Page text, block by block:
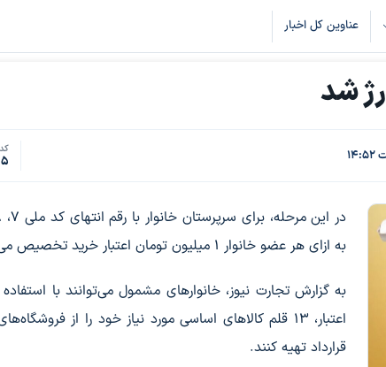
عناوین کل اخبار
به ازای هر عضو خانوار ۱ میلیون تومان اعتبار خرید تخصیص می‌یابد.
به گزارش تجارت نیوز، خانوارهای مشمول می‌توانند با استفاده
اعتبار، ۱۳ قلم کالاهای اساسی مورد نیاز خود را از
قرارداد تهیه کنند.